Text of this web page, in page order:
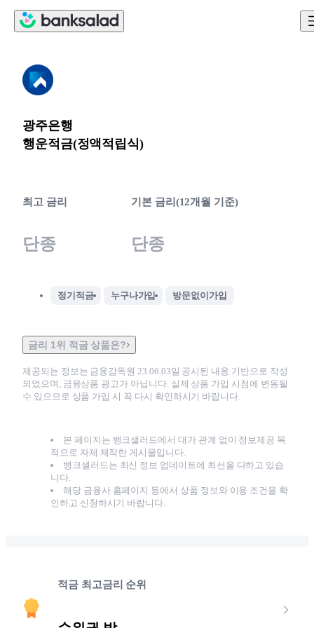
광주은행
행운적금(정액적립식)
최고 금리
단종
기본 금리(12개월 기준)
단종
정기적금 누구나가입 방문없이가입
금리 1위 적금 상품은?
제공되는 정보는 금융감독원23.06.03일 공시된 내용 기반으로 작성
되었으며, 금융상품 광고가 아닙니다. 실제 상품 가입 시점에 변동될
수 있으므로 상품 가입 시 꼭 다시 확인하시기 바랍니다.
본 페이지는 뱅크샐러드에서 대가 관계 없이 정보제공 목
적으로 자체 제작한 게시물입니다.
뱅크샐러드는 최신 정보 업데이트에 최선을 다하고 있습
니다.
해당 금융사 홈페이지 등에서 상품 정보와 이용 조건을 확
인하고 신청하시기 바랍니다.
적금 최고금리 순위